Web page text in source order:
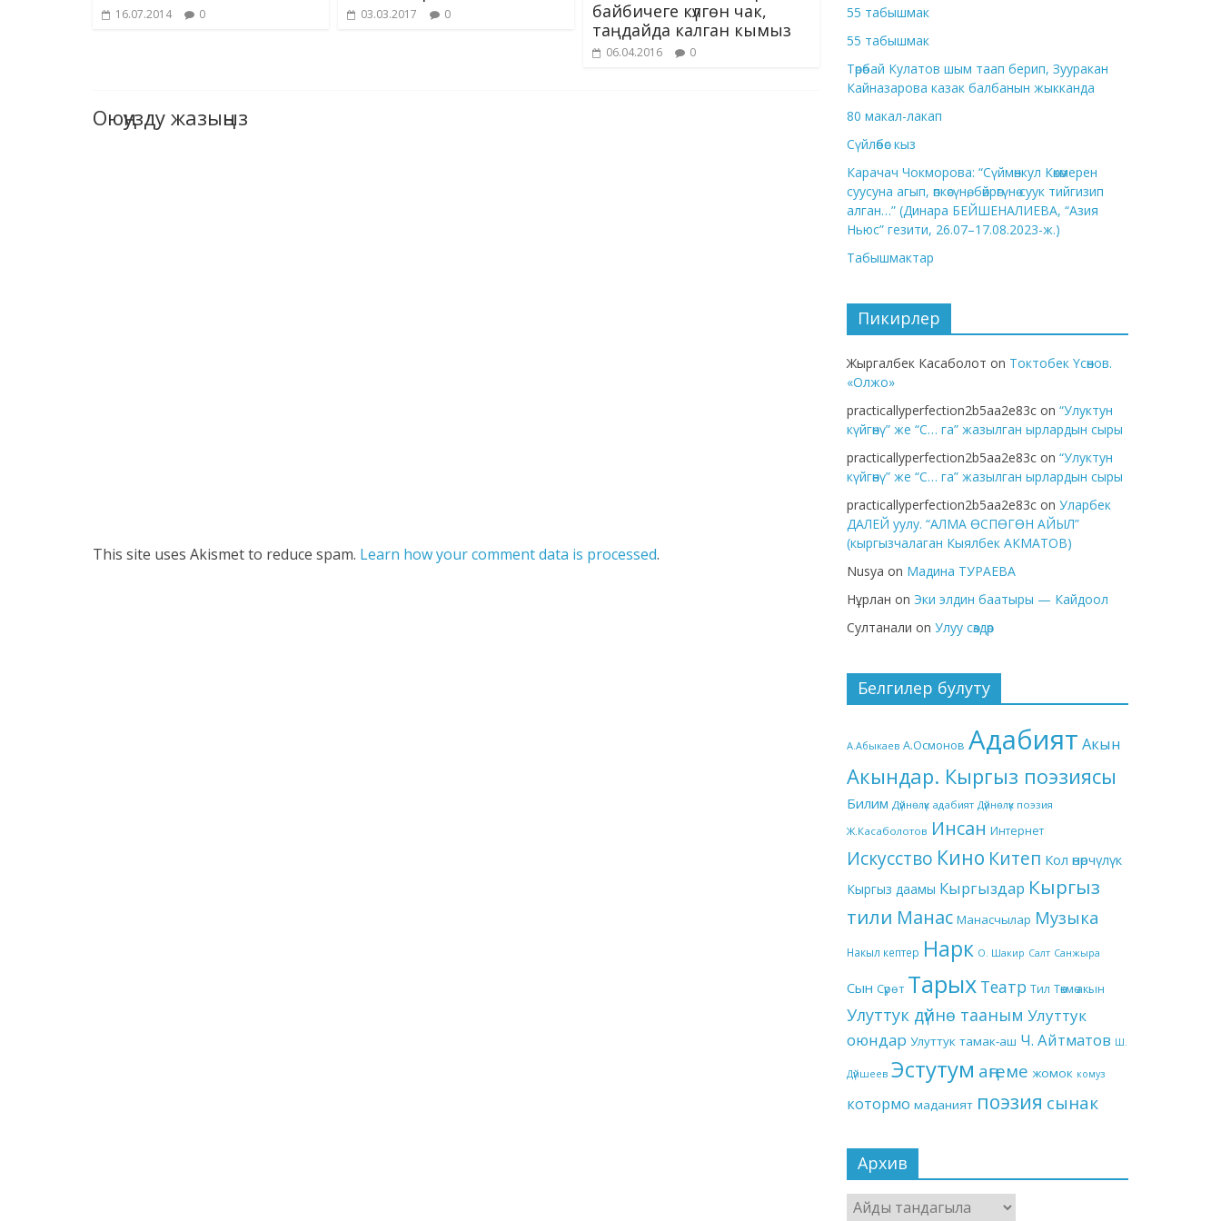
16.07.2014 0 03.03.2017 0
байбичеге күлгөн чак,
таңдайда калган кымыз
06.04.2016 0
Оюңузду жазыңыз
This site uses Akismet to reduce spam. Learn how your comment data is processed.
55 табышмак
55 табышмак
Төрөбай Кулатов шым таап берип, Зууракан
Кайназарова казак балбанын жыкканда
80 макал-лакап
Сүйлөбөс кыз
Карачач Чокморова: “Сүймөнкул Көкөмерен
суусуна агып, өпкөсүнө, бөйрөгүнө суук тийгизип
алган…” (Динара БЕЙШЕНАЛИЕВА, “Азия
Ньюс” гезити, 26.07–17.08.2023-ж.)
Табышмактар
Пикирлер
Жыргалбек Касаболот on Токтобек Үсөнов.
«Олжо»
practicallyperfection2b5aa2e83c on “Улуктун
күйгөнү” же “С… га” жазылган ырлардын сыры
practicallyperfection2b5aa2e83c on “Улуктун
күйгөнү” же “С… га” жазылган ырлардын сыры
practicallyperfection2b5aa2e83c on Уларбек
ДАЛЕЙ уулу. “АЛМА ӨСПӨГӨН АЙЫЛ”
(кыргызчалаган Кыялбек АКМАТОВ)
Nusya on Мадина ТУРАЕВА
Нұрлан on Эки элдин баатыры — Кайдоол
Султанали on Улуу сөздөр
Белгилер булуту
А.Абыкаев А.Осмонов Адабият Акын
Акындар. Кыргыз поэзиясы
Билим Дүйнөлүк адабият Дүйнөлүк поэзия
Ж.Касаболотов Инсан Интернет
Искусство Кино Китеп Кол өнөрчүлүк
Кыргыз даамы Кыргыздар Кыргыз
тили Манас Манасчылар Музыка
Накыл кептер Нарк О. Шакир Салт Санжыра
Сын Сүрөт Тарых Театр Тил Төкмө акын
Улуттук дүйнө тааным Улуттук
оюндар Улуттук тамак-аш Ч. Айтматов Ш.
Дүйшеев Эстутум аңгеме жомок комуз
котормо маданият поэзия сынак
Архив
Архив